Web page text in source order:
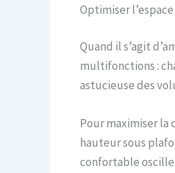
Optimiser
Quand il s’agit
multifonctions :
astucieuse des
Pour maximiser la
hauteur sous
confortable oscille